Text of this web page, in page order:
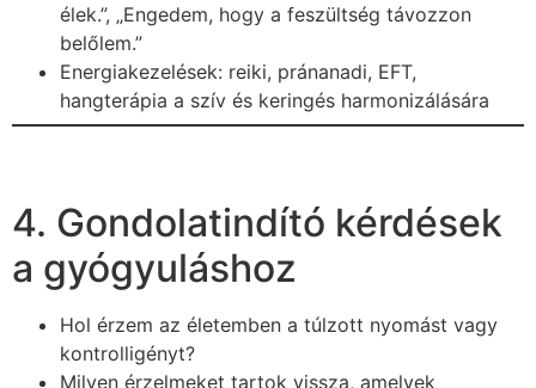
élek.”, „Engedem, hogy a feszültség távozzon
belőlem.”
Energiakezelések: reiki, pránanadi, EFT,
hangterápia a szív és keringés harmonizálására
4. Gondolatindító kérdések
a gyógyuláshoz
Hol érzem az életemben a túlzott nyomást vagy
kontrolligényt?
Milyen érzelmeket tartok vissza, amelyek